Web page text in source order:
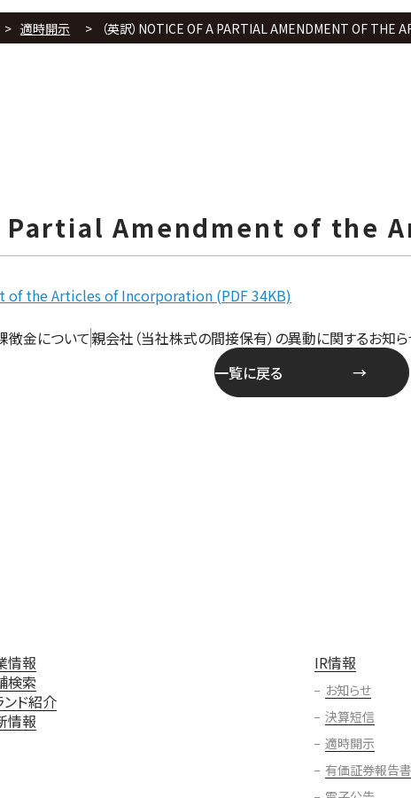
適時開示 （英訳）NOTICE OF A PARTIAL AMENDMENT OF THE
a Partial Amendment of
of the Articles of Incorporation (PDF 34KB)
徴金について親会社（当社株式の間接保有）の異動に関するお知
一覧に戻る
情報
検索
ンド紹介
情報
IR情報
お知らせ
決算短信
適時開示
有価証券報告書